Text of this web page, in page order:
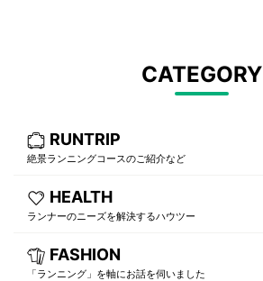
CATEGORY
RUNTRIP
絶景ランニングコースのご紹介など
HEALTH
ランナーのニーズを解決するハウツー
FASHION
「ランニング」を軸にお話を伺いました